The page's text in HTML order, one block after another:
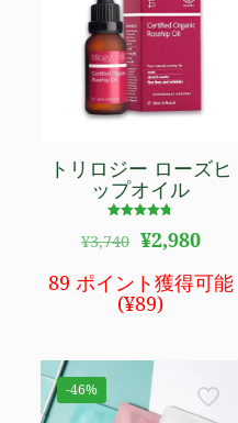
トリロジー ローズヒ
ップオイル
4.68
¥3,740 元
価
格
は
で
し
た。
¥2,980現
の
価
で
す。
89 ポイント獲得可能
(¥89)
-46%